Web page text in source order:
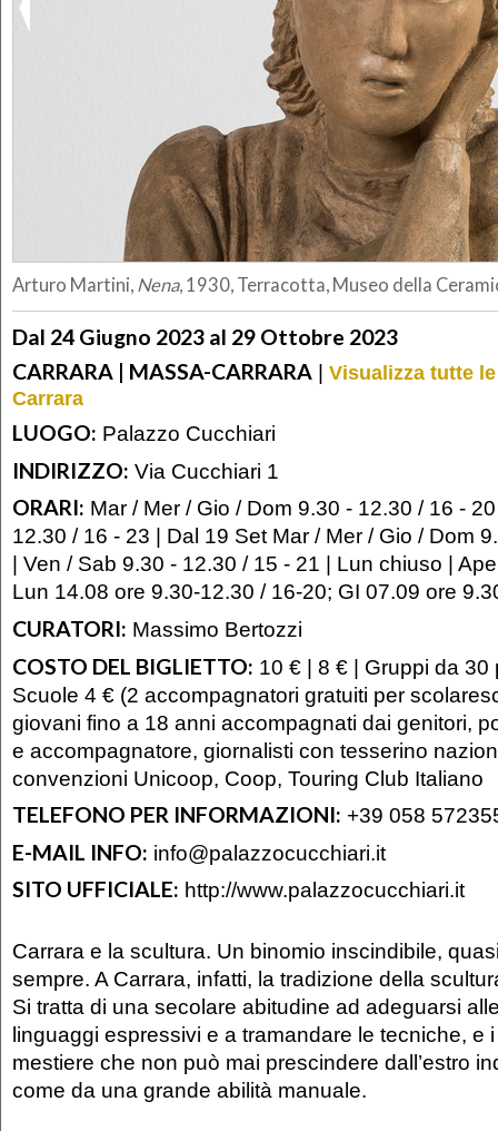
Arturo Martini, Nena, 1930, Terracotta, Museo della
Dal 24 Giugno 2023 al 29 Ottobre 2023
CARRARA | MASSA-CARRARA | Visualizza tutte
Carrara
LUOGO: Palazzo Cucchiari
INDIRIZZO: Via Cucchiari 1
ORARI: Mar / Mer / Gio / Dom 9.30 - 12.30 / 16 -
12.30 / 16 - 23 | Dal 19 Set Mar / Mer / Gio / Dom
| Ven / Sab 9.30 - 12.30 / 15 - 21 | Lun chiuso |
Lun 14.08 ore 9.30-12.30 / 16-20; GI 07.09 ore
CURATORI: Massimo Bertozzi
COSTO DEL BIGLIETTO: 10 € | 8 € | Gruppi da
Scuole 4 € (2 accompagnatori gratuiti per
giovani fino a 18 anni accompagnati dai genitori,
e accompagnatore, giornalisti con tesserino
convenzioni Unicoop, Coop, Touring Club Italiano
TELEFONO PER INFORMAZIONI: +39 058
E-MAIL INFO: info@palazzocucchiari.it
SITO UFFICIALE: http://www.palazzocucchiari.it
Carrara e la scultura. Un binomio inscindibile,
sempre. A Carrara, infatti, la tradizione della
Si tratta di una secolare abitudine ad adeguarsi
linguaggi espressivi e a tramandare le tecniche, e
mestiere che non può mai prescindere dall’estro
come da una grande abilità manuale.